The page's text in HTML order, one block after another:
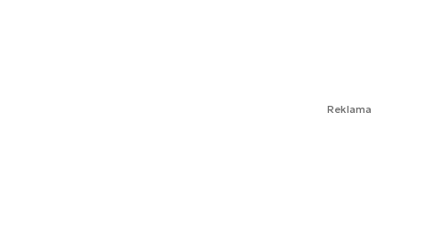
Reklama